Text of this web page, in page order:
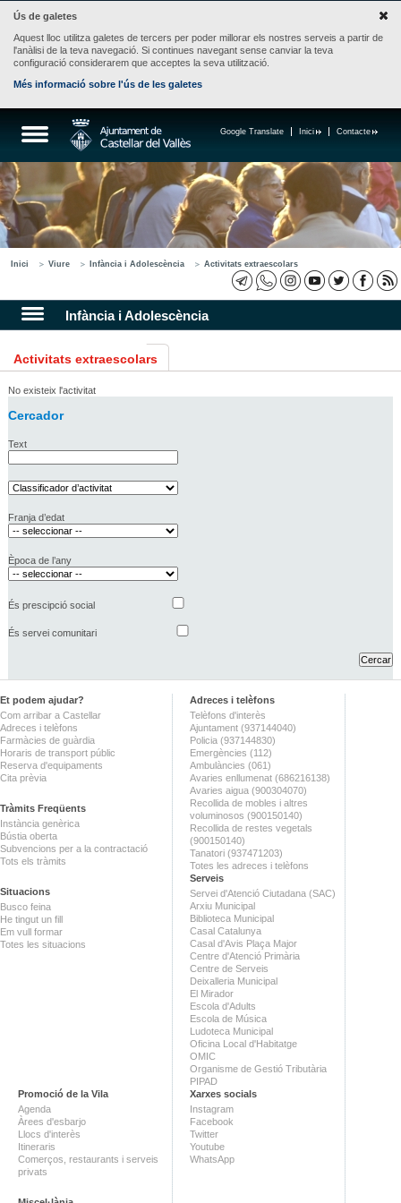
Ús de galetes
Aquest lloc utilitza galetes de tercers per poder millorar els nostres serveis a partir de
l'anàlisi de la teva navegació. Si continues navegant sense canviar la teva
configuració considerarem que acceptes la seva utilització.
Més informació sobre l'ús de les galetes
Contacte
Inici
Google Translate
Inici Viure Infància i Adolescència Activitats extraescolars
Infància i Adolescència
Activitats extraescolars
No existeix l'activitat
Cercador
Text
Franja d’edat
Època de l’any
És prescipció social
És servei comunitari
Et podem ajudar?
Com arribar a Castellar
Adreces i telèfons
Farmàcies de guàrdia
Horaris de transport públic
Reserva d'equipaments
Cita prèvia
Tràmits Freqüents
Instància genèrica
Bústia oberta
Subvencions per a la contractació
Tots els tràmits
Situacions
Busco feina
He tingut un fill
Em vull formar
Totes les situacions
Adreces i telèfons
Telèfons d'interès
Ajuntament (937144040)
Policia (937144830)
Emergències (112)
Ambulàncies (061)
Avaries enllumenat (686216138)
Avaries aigua (900304070)
Recollida de mobles i altres
voluminosos (900150140)
Recollida de restes vegetals
(900150140)
Tanatori (937471203)
Totes les adreces i telèfons
Serveis
Servei d'Atenció Ciutadana (SAC)
Arxiu Municipal
Biblioteca Municipal
Casal Catalunya
Casal d'Avis Plaça Major
Centre d'Atenció Primària
Centre de Serveis
Deixalleria Municipal
El Mirador
Escola d'Adults
Escola de Música
Ludoteca Municipal
Oficina Local d'Habitatge
OMIC
Organisme de Gestió Tributària
PIPAD
Promoció de la Vila
Agenda
Àrees d'esbarjo
Llocs d'interès
Itineraris
Comerços, restaurants i serveis
privats
Xarxes socials
Instagram
Facebook
Twitter
Youtube
WhatsApp